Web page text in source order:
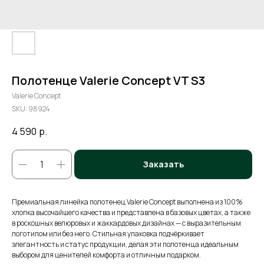
Полотенце Valerie Concept VT S3
Valerie Concept
SKU: 98924
4 590 р.
Заказать
Премиальная линейка полотенец Valerie Concept выполнена из 100%
хлопка высочайшего качества и представлена в базовых цветах, а также
в роскошных велюровых и жаккардовых дизайнах — с выразительным
логотипом или без него. Стильная упаковка подчёркивает
элегантность и статус продукции, делая эти полотенца идеальным
выбором для ценителей комфорта и отличным подарком.